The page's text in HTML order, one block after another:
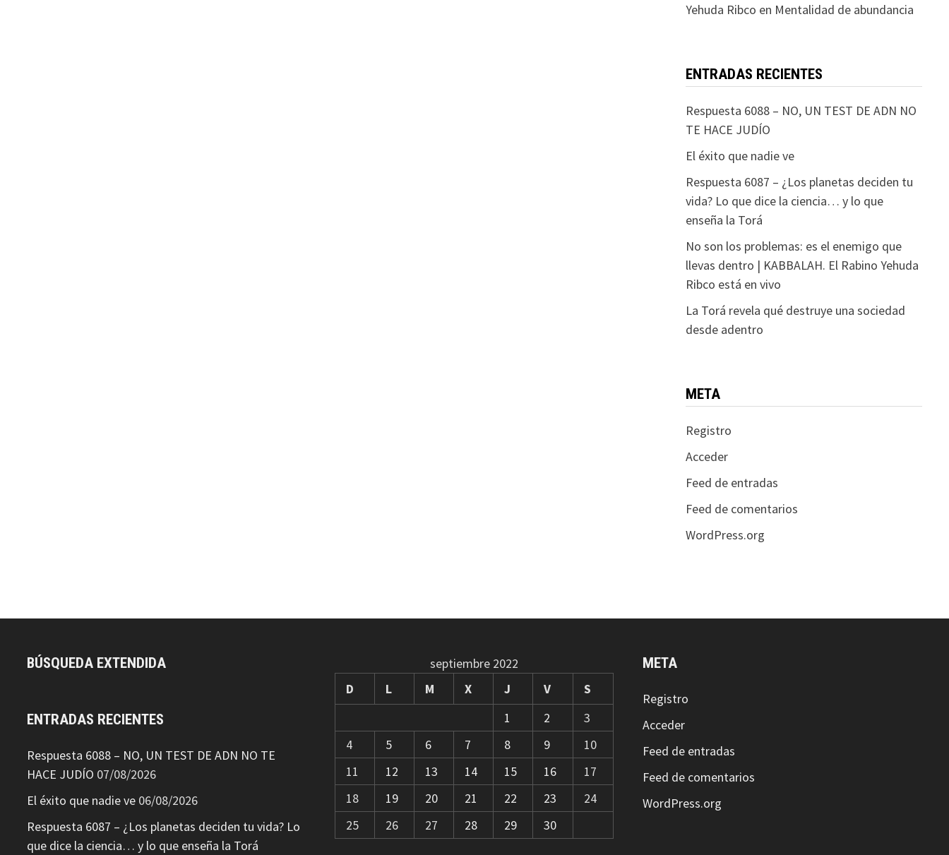
Yehuda Ribco en Mentalidad de abundancia
ENTRADAS RECIENTES
Respuesta 6088 – NO, UN TEST DE ADN NO
TE HACE JUDÍO
El éxito que nadie ve
Respuesta 6087 – ¿Los planetas deciden tu
vida? Lo que dice la ciencia… y lo que
enseña la Torá
No son los problemas: es el enemigo que
llevas dentro | KABBALAH. El Rabino Yehuda
Ribco está en vivo
La Torá revela qué destruye una sociedad
desde adentro
META
Registro
Acceder
Feed de entradas
Feed de comentarios
WordPress.org
BÚSQUEDA EXTENDIDA
ENTRADAS RECIENTES
Respuesta 6088 – NO, UN TEST DE ADN NO TE
HACE JUDÍO 07/08/2026
El éxito que nadie ve 06/08/2026
Respuesta 6087 – ¿Los planetas deciden tu vida? Lo
que dice la ciencia… y lo que enseña la Torá
septiembre 2022
D
L M X J V
S
1
2
3
4
5 6 7 8 9
10
11
12 13 14 15 16
17
18
19 20 21 22 23
24
25
26 27 28 29 30
META
Registro
Acceder
Feed de entradas
Feed de comentarios
WordPress.org